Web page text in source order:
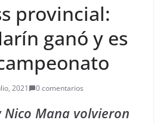
provincial:
ganó y es
2021 0 comentarios
Mana volvieron